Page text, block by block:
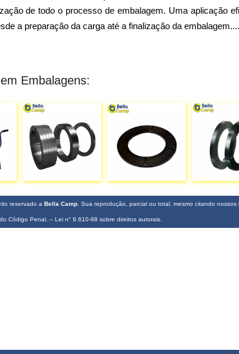
de todo o processo de embalagem. Uma aplicação
a preparação da carga até a finalização da embalagem....
Embalagens:
reservado a Bella Camp . Sua reprodução, parcial ou total, mesmo citando nossos
Código Penal. – Lei n° 9.610-98 sobre direitos autorais